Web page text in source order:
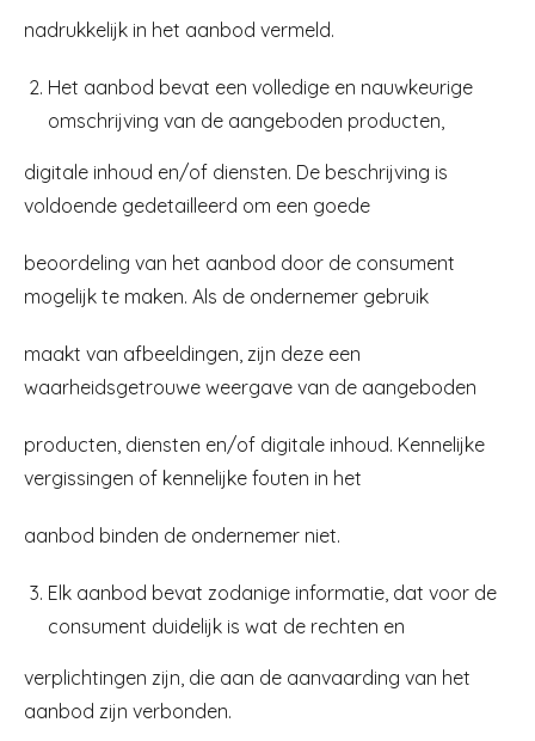
nadrukkelijk in het aanbod vermeld.
Het aanbod bevat een volledige en nauwkeurige
omschrijving van de aangeboden producten,
digitale inhoud en/of diensten. De beschrijving is
voldoende gedetailleerd om een goede
beoordeling van het aanbod door de consument
mogelijk te maken. Als de ondernemer gebruik
maakt van afbeeldingen, zijn deze een
waarheidsgetrouwe weergave van de aangeboden
producten, diensten en/of digitale inhoud. Kennelijke
vergissingen of kennelijke fouten in het
aanbod binden de ondernemer niet.
Elk aanbod bevat zodanige informatie, dat voor de
consument duidelijk is wat de rechten en
verplichtingen zijn, die aan de aanvaarding van het
aanbod zijn verbonden.